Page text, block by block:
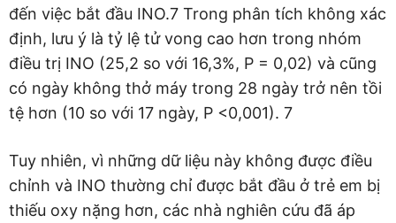
đến việc bắt đầu INO.7 Trong phân tích không xác
định, lưu ý là tỷ lệ tử vong cao hơn trong nhóm
điều trị INO (25,2 so với 16,3%, P = 0,02) và cũng
có ngày không thở máy trong 28 ngày trở nên tồi
tệ hơn (10 so với 17 ngày, P <0,001). 7
Tuy nhiên, vì những dữ liệu này không được điều
chỉnh và INO thường chỉ được bắt đầu ở trẻ em bị
thiếu oxy nặng hơn, các nhà nghiên cứu đã áp